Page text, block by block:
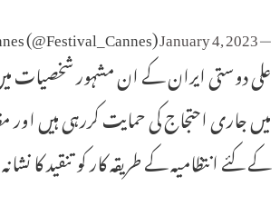
— Festival de Cannes (@Festival_Cannes)
January 4, 2023
علی دوستی ایران کے ان مشہور شخصیات
میں جاری احتجاج کی حمایت کررہی ہیں اور
کے کئے انتظامیہ کے طریقہ کار کو تنقید کا